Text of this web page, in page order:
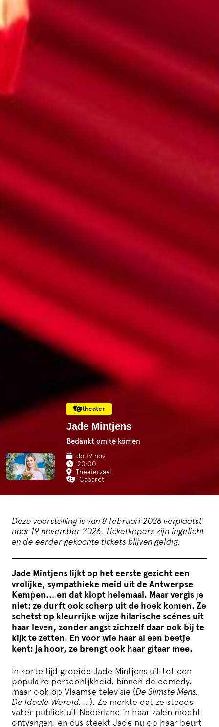
theater
Jade Mintjens
Bedankt om te komen
do 19 nov
20:00
Theaterzaal
Cabaret
Deze voorstelling is van 8 februari 2026 verplaatst
naar 19 november 2026. Ticketkopers zijn ingelicht
en de eerder gekochte tickets blijven geldig.
Jade Mintjens lijkt op het eerste gezicht een
vrolijke, sympathieke meid uit de Antwerpse
Kempen… en dat klopt helemaal. Maar vergis je
niet: ze durft ook scherp uit de hoek komen. Ze
schetst op kleurrijke wijze hilarische scènes uit
haar leven, zonder angst zichzelf daar ook bij te
kijk te zetten. En voor wie haar al een beetje
kent: ja hoor, ze brengt ook haar gitaar mee.
In korte tijd groeide Jade Mintjens uit tot een
populaire persoonlijkheid, binnen de comedy,
maar ook op Vlaamse televisie (De Slimste Mens,
De Ideale Wereld, …). Ze merkte dat ze steeds
vaker publiek uit Nederland in haar zalen mocht
ontvangen, en dus steekt Jade nu op haar beurt